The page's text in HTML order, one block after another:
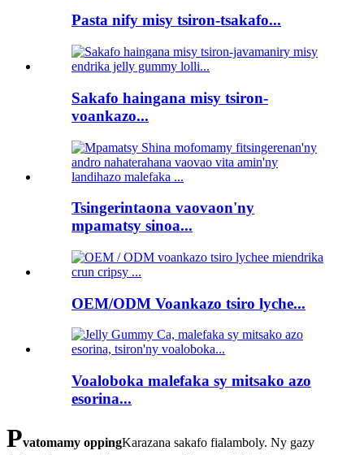
Pasta nify misy tsiron-tsakafo...
Sakafo haingana misy tsiron-
voankazo...
Tsingerintaona vaovaon'ny
mpamatsy sinoa...
OEM/ODM Voankazo tsiro lyche...
Voaloboka malefaka sy mitsako azo
esorina...
Pvatomamy oppingKarazana sakafo fialamboly. Ny gazy